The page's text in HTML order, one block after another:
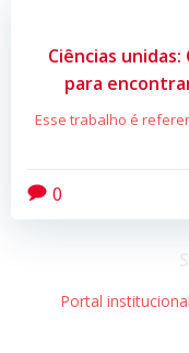
Ciências
para
Esse trabalho é
0
Portal